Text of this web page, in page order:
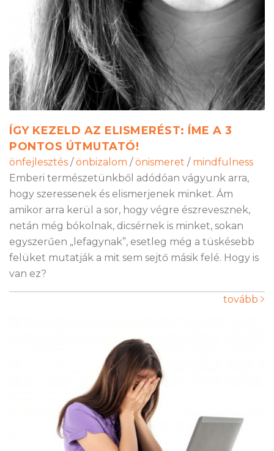
ÍGY KEZELD AZ ELISMERÉST: ÍME A 3
PONTOS ÚTMUTATÓ!
önfejlesztés / önbizalom / önismeret / mindfulness
Emberi természetünkből adódóan vágyunk arra,
hogy szeressenek és elismerjenek minket. Ám
amikor arra kerül a sor, hogy végre észrevesznek,
netán még bókolnak, dicsérnek is minket, sokan
egyszerűen „lefagynak”, esetleg még a tüskésebb
felüket mutatják a mit sem sejtő másik felé. Hogy is
van ez?
tovább